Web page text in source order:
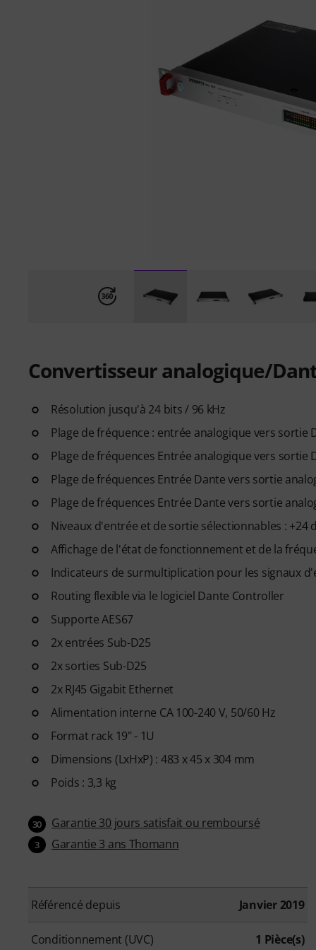
Convertisseur analogique/
Résolution jusqu'à 24 bits / 96 kHz
Plage de fréquence : entrée analogique vers sortie
Plage de fréquences Entrée analogique vers sortie
Plage de fréquences Entrée Dante vers sortie
Plage de fréquences Entrée Dante vers sortie
Niveaux d'entrée et de sortie sélectionnables : +24
Affichage de l'état de fonctionnement et de la
Indicateurs de surmultiplication pour les signaux
Routing flexible via le logiciel Dante Controller
Supporte AES67
2x entrées Sub-D25
2x sorties Sub-D25
2x RJ45 Gigabit Ethernet
Alimentation interne CA 100-240 V, 50/60 Hz
Format rack 19" - 1U
Dimensions (LxHxP) : 483 x 45 x 304 mm
Poids : 3,3 kg
30 Garantie 30 jours satisfait ou remboursé
3 Garantie 3 ans Thomann
Référencé depuis Janvier 2019
Conditionnement (UVC) 1 Pièce(s)